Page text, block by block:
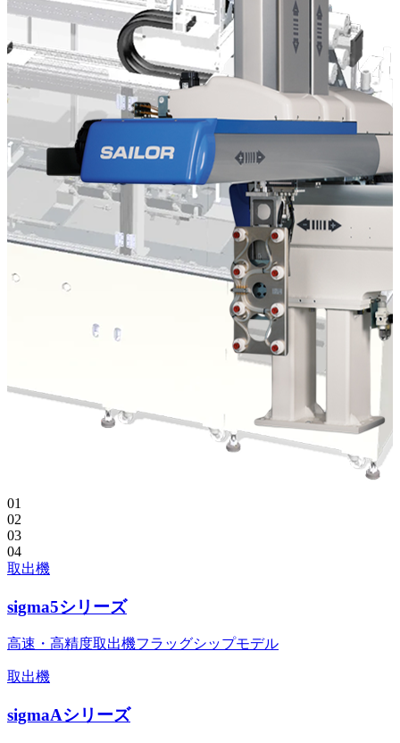
01
02
03
04
取出機
sigma5シリーズ
高速・高精度取出機フラッグシップモデル
取出機
sigmaAシリーズ